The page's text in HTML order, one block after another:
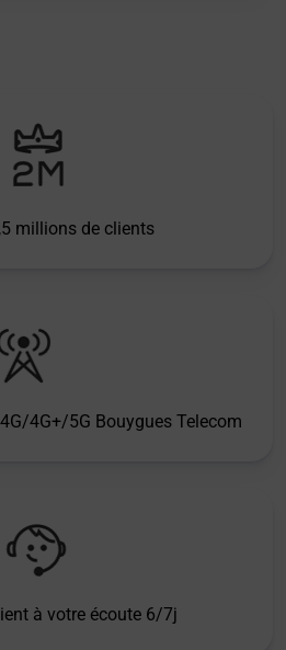
millions de clients
4G+/5G Bouygues Telecom
à votre écoute 6/7j